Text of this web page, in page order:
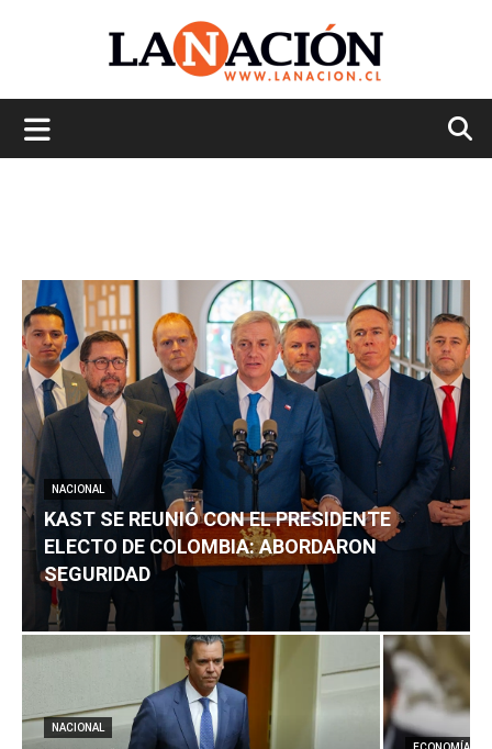
NACIONAL
KAST SE REUNIÓ CON EL PRESIDENTE
ELECTO DE COLOMBIA: ABORDARON
SEGURIDAD
NACIONAL